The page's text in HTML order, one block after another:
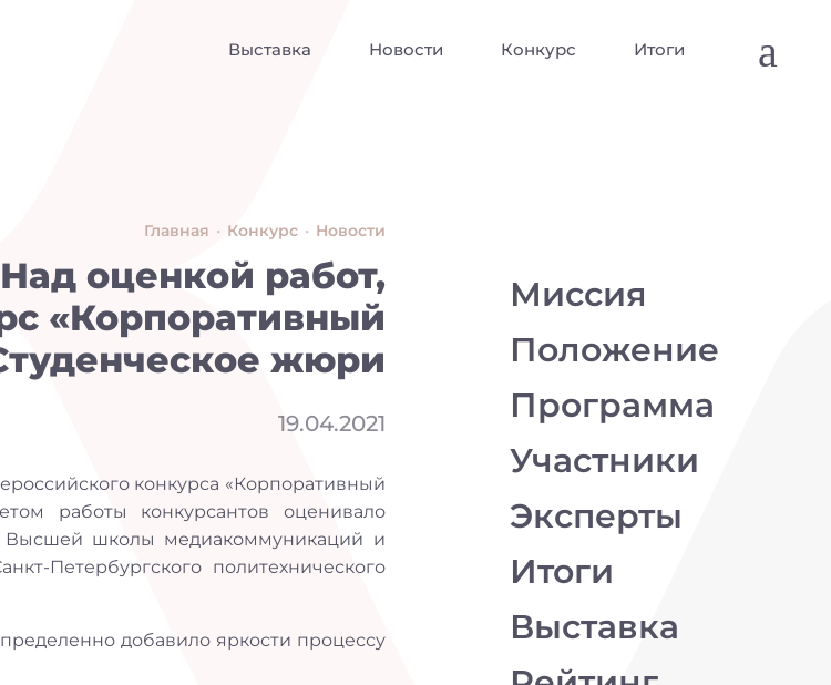
a
Итоги
Конкурс
Новости
Выставка
Новости
•
Конкурс
•
Главная
оценкой работ,
«Корпоративный
жюри
19.04.2021
конкурса «Корпоративный
работы конкурсантов оценивало
Высшей школы медиакоммуникаций и
Петербургского политехнического
добавило яркости процессу
Миссия
Положение
Программа
Участники
Эксперты
Итоги
Выставка